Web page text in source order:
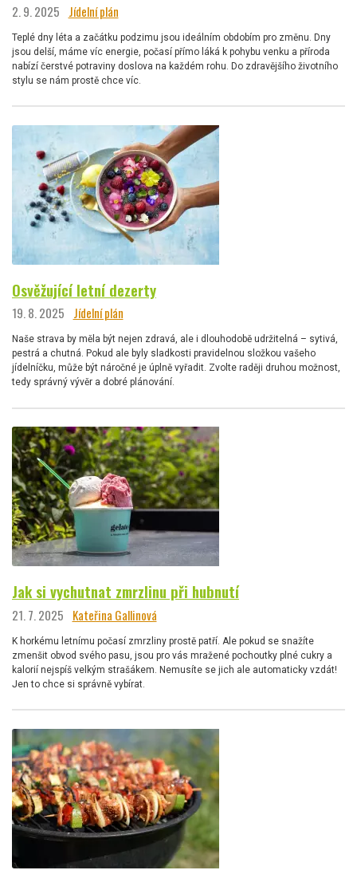
2. 9. 2025 Jídelní plán
Teplé dny léta a začátku podzimu jsou ideálním obdobím pro změnu. Dny
jsou delší, máme víc energie, počasí přímo láká k pohybu venku a příroda
nabízí čerstvé potraviny doslova na každém rohu. Do zdravějšího životního
stylu se nám prostě chce víc.
Osvěžující letní dezerty
19. 8. 2025 Jídelní plán
Naše strava by měla být nejen zdravá, ale i dlouhodobě udržitelná – sytivá,
pestrá a chutná. Pokud ale byly sladkosti pravidelnou složkou vašeho
jídelníčku, může být náročné je úplně vyřadit. Zvolte raději druhou možnost,
tedy správný vývěr a dobré plánování.
Jak si vychutnat zmrzlinu při hubnutí
21. 7. 2025 Kateřina Gallinová
K horkému letnímu počasí zmrzliny prostě patří. Ale pokud se snažíte
zmenšit obvod svého pasu, jsou pro vás mražené pochoutky plné cukry a
kalorií nejspíš velkým strašákem. Nemusíte se jich ale automaticky vzdát!
Jen to chce si správně vybírat.